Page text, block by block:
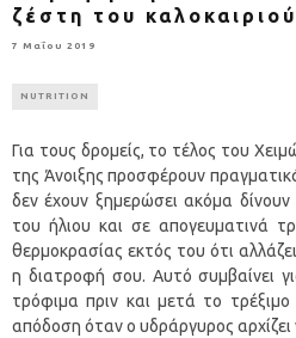
ζέστη του καλοκαιριού
7 Μαΐου 2019
NUTRITION
Για τους δρομείς, το τέλος του
της Άνοιξης προσφέρουν
δεν έχουν ξημερώσει ακόμα
του ήλιου και σε απογευματινά
θερμοκρασίας εκτός του ότι
η διατροφή σου. Αυτό συμβαίνει
τρόφιμα πριν και μετά το
απόδοση όταν ο υδράργυρος αρχίζει